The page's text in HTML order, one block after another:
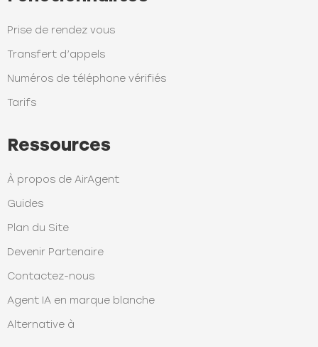
Prise de rendez vous
Transfert d’appels
Numéros de téléphone vérifiés
Tarifs
Ressources
À propos de AirAgent
Guides
Plan du Site
Devenir Partenaire
Contactez-nous
Agent IA en marque blanche
Alternative à